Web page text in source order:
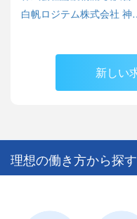
白帆ロジ
新しい
理想の働き方から探す